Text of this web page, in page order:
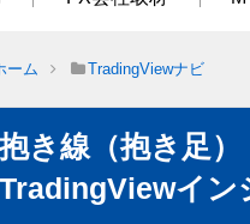
ーム TradingViewナビ
抱き線（抱き足
TradingViewイン